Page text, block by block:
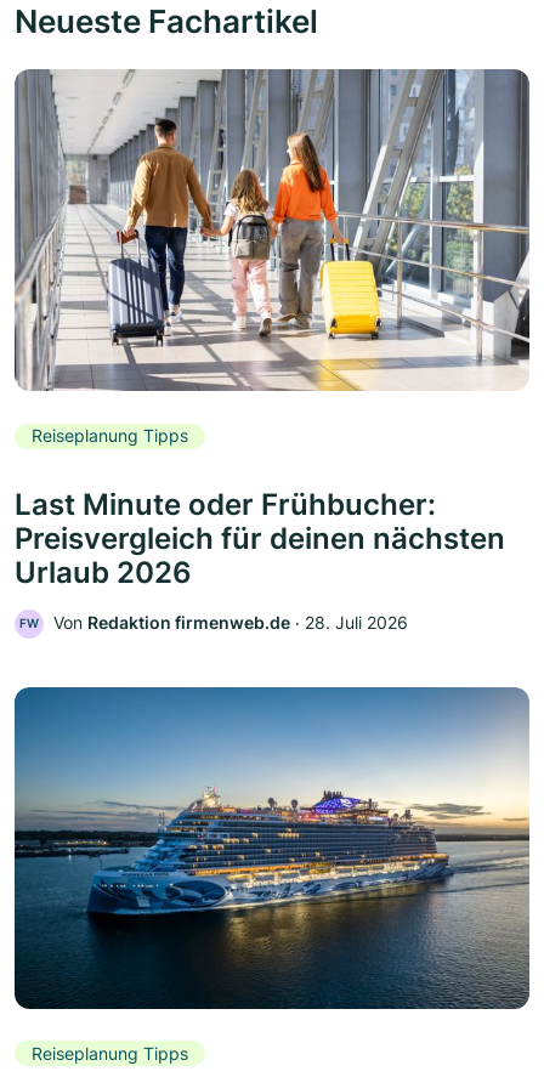
Neueste Fachartikel
Reiseplanung Tipps
Last Minute oder Frühbucher:
Preisvergleich für deinen nächsten
Urlaub 2026
FW Von Redaktion firmenweb.de ‧ 28. Juli 2026
Reiseplanung Tipps